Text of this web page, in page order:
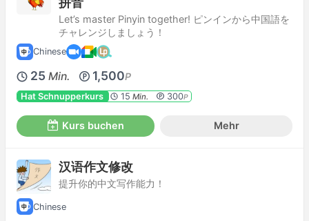
Let’s master Pinyin together! ピンインから中国語を
チャレンジしましょう！
Chinese
25 Min. 1,500P
Hat Schnupperkurs 15 Min. 300P
Kurs buchen Mehr
汉语作文修改
提升你的中文写作能力！
Chinese